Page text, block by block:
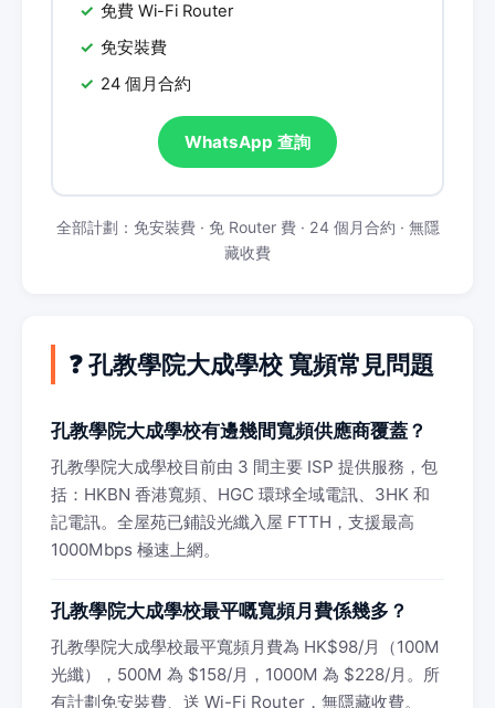
免費 Wi-Fi Router
免安裝費
24 個月合約
WhatsApp 查詢
全部計劃：免安裝費 · 免 Router 費 · 24 個月合約 · 無隱
藏收費
❓ 孔教學院大成學校 寬頻常見問題
孔教學院大成學校有邊幾間寬頻供應商覆蓋？
孔教學院大成學校目前由 3 間主要 ISP 提供服務，包
括：HKBN 香港寬頻、HGC 環球全域電訊、3HK 和
記電訊。全屋苑已鋪設光纖入屋 FTTH，支援最高
1000Mbps 極速上網。
孔教學院大成學校最平嘅寬頻月費係幾多？
孔教學院大成學校最平寬頻月費為 HK$98/月（100M
光纖），500M 為 $158/月，1000M 為 $228/月。所
有計劃免安裝費、送 Wi-Fi Router，無隱藏收費。